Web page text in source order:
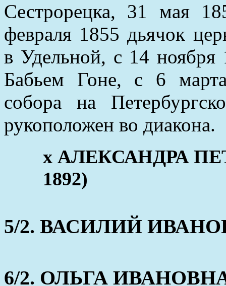
Сестрорецка, 31 мая
февраля 1855 дьячок
в Удельной, с 14
Бабьем Гоне, с 6
собора на
рукоположен во диакона.
x АЛЕКСАНДРА
1892)
5/2. ВАСИЛИЙ ИВАНОВ
6/2. ОЛЬГА ИВАНОВНА